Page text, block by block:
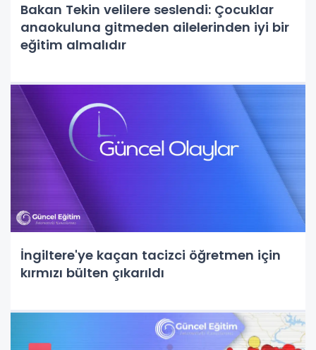
Bakan Tekin velilere seslendi: Çocuklar
anaokuluna gitmeden ailelerinden iyi bir
eğitim almalıdır
İngiltere'ye kaçan tacizci öğretmen için
kırmızı bülten çıkarıldı